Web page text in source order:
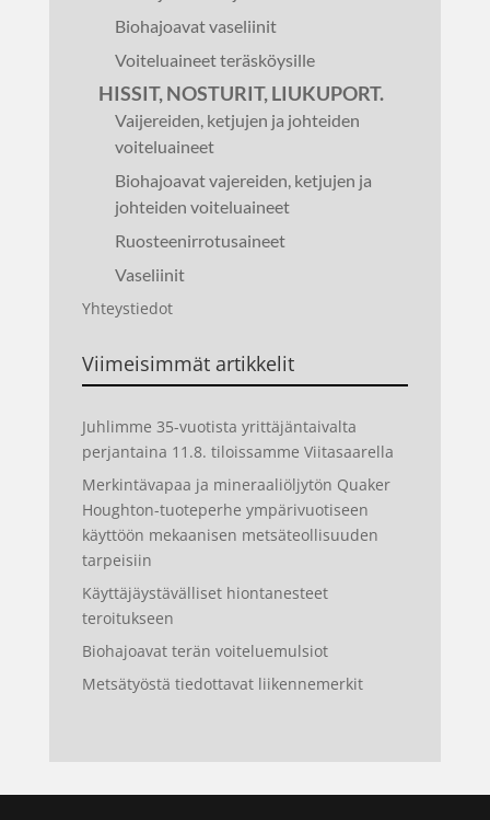
Biohajoavat vaseliinit
Voiteluaineet teräsköysille
HISSIT, NOSTURIT, LIUKUPORT.
Vaijereiden, ketjujen ja johteiden
voiteluaineet
Biohajoavat vajereiden, ketjujen ja
johteiden voiteluaineet
Ruosteenirrotusaineet
Vaseliinit
Yhteystiedot
Viimeisimmät artikkelit
Juhlimme 35-vuotista yrittäjäntaivalta
perjantaina 11.8. tiloissamme Viitasaarella
Merkintävapaa ja mineraaliöljytön Quaker
Houghton-tuoteperhe ympärivuotiseen
käyttöön mekaanisen metsäteollisuuden
tarpeisiin
Käyttäjäystävälliset hiontanesteet
teroitukseen
Biohajoavat terän voiteluemulsiot
Metsätyöstä tiedottavat liikennemerkit